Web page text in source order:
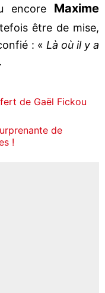
encore Maxime
être de mise,
: « Là où il y a
de Gaël Fickou
de
!